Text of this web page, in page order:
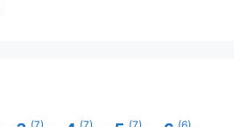
(7) (7) (7) (6)